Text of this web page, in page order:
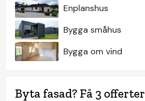
Enplanshus
Bygga småhus
Bygga om vind
Byta fasad? Få 3 offerter